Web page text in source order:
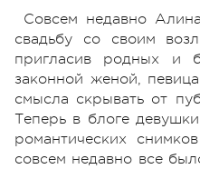
Совсем недавно
свадьбу со своим
пригласив родных и
законной женой,
смысла скрывать от
Теперь в блоге
романтических
совсем недавно все